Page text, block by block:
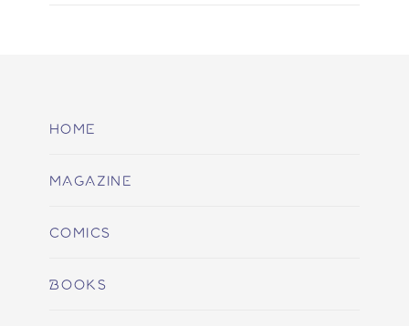
HOME
MAGAZINE
COMICS
BOOKS